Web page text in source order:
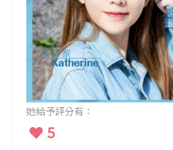
她給予評分有：
5